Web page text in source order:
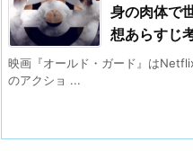
身の肉体で
想あらすじ
映画『オールド・ガード』は
のアクショ ...